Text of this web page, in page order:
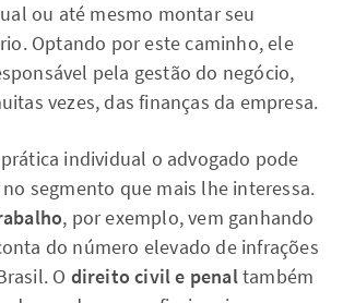
ou até mesmo montar seu
Optando por este caminho, ele
pela gestão do negócio,
vezes, das finanças da empresa.
individual o advogado pode
segmento que mais lhe interessa.
, por exemplo, vem ganhando
do número elevado de infrações
O direito civil e penaltambém